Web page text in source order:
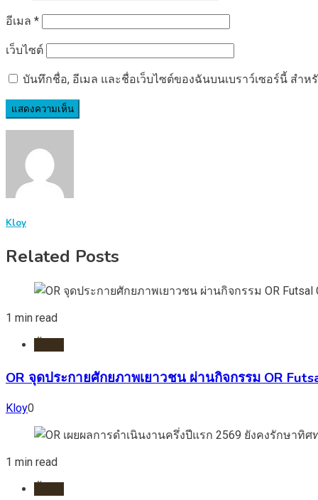
อีเมล *
เว็บไซต์
บันทึกชื่อ, อีเมล และชื่อเว็บไซต์ของฉันบนเบราว์เซอร์นี้ สำห
Kloy
Related Posts
1 min read
OR จุดประกายศักยภาพเยาวชน ผ่านกิจกรรม OR
Kloy0
1 min read